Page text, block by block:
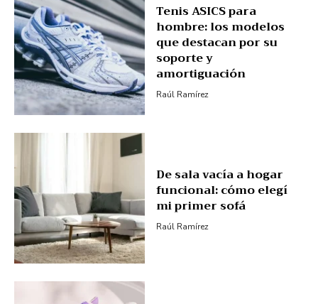
Tenis ASICS para
hombre: los modelos
que destacan por su
soporte y
amortiguación
Raúl Ramírez
De sala vacía a hogar
funcional: cómo elegí
mi primer sofá
Raúl Ramírez